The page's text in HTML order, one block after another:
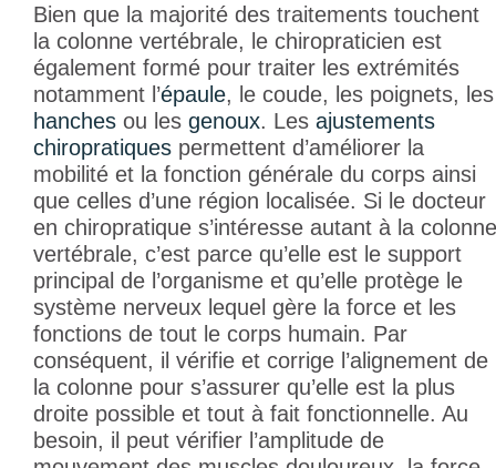
Bien que la majorité des traitements touchent
la colonne vertébrale, le chiropraticien est
également formé pour traiter les extrémités
notamment l’épaule, le coude, les poignets, les
hanches ou les genoux. Les ajustements
chiropratiques permettent d’améliorer la
mobilité et la fonction générale du corps ainsi
que celles d’une région localisée. Si le docteur
en chiropratique s’intéresse autant à la colonne
vertébrale, c’est parce qu’elle est le support
principal de l’organisme et qu’elle protège le
système nerveux lequel gère la force et les
fonctions de tout le corps humain. Par
conséquent, il vérifie et corrige l’alignement de
la colonne pour s’assurer qu’elle est la plus
droite possible et tout à fait fonctionnelle. Au
besoin, il peut vérifier l’amplitude de